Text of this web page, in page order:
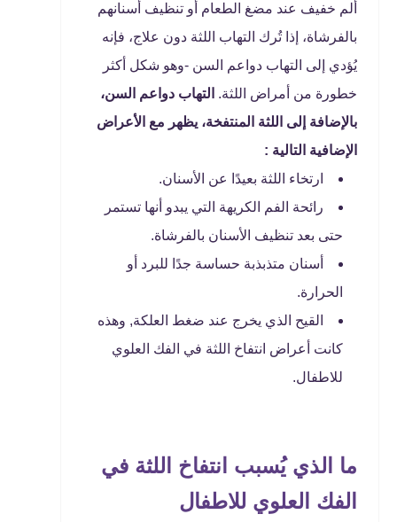
ألم خفيف عند مضغ الطعام أو تنظيف أسنانهم
بالفرشاة، إذا تُرك التهاب اللثة دون علاج، فإنه
يُؤدي إلى التهاب دواعم السن -وهو شكل أكثر
خطورة من أمراض اللثة. التهاب دواعم السن،
بالإضافة إلى اللثة المنتفخة، يظهر مع الأعراض
الإضافية التالية :
ارتخاء اللثة بعيدًا عن الأسنان.
رائحة الفم الكريهة التي يبدو أنها تستمر
حتى بعد تنظيف الأسنان بالفرشاة.
أسنان متذبذبة حساسة جدًا للبرد أو
الحرارة.
القيح الذي يخرج عند ضغط العلكة, وهذه
كانت أعراض انتفاخ اللثة في الفك العلوي
للاطفال.
ما الذي يُسبب انتفاخ اللثة في
الفك العلوي للاطفال